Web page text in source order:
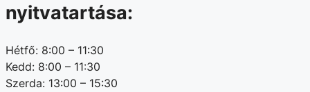
nyitvatartása:
Hétfő: 8:00 – 11:30
Kedd: 8:00 – 11:30
Szerda: 13:00 – 15:30